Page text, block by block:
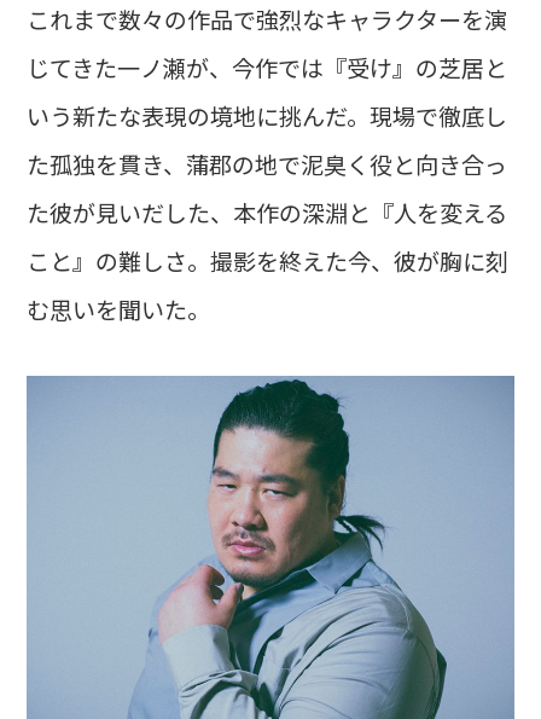
これまで数々の作品で強烈なキャラクターを演
じてきた一ノ瀬が、今作では『受け』の芝居と
いう新たな表現の境地に挑んだ。現場で徹底し
た孤独を貫き、蒲郡の地で泥臭く役と向き合っ
た彼が見いだした、本作の深淵と『人を変える
こと』の難しさ。撮影を終えた今、彼が胸に刻
む思いを聞いた。